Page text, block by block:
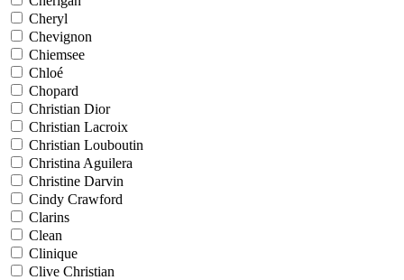
Cheryl
Chevignon
Chiemsee
Chloé
Chopard
Christian Dior
Christian Lacroix
Christian Louboutin
Christina Aguilera
Christine Darvin
Cindy Crawford
Clarins
Clean
Clinique
Clive Christian